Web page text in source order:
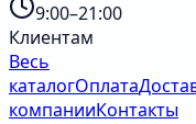
9:00–21:00
Клиентам
Весь
каталогОплата
компанииКонтакты